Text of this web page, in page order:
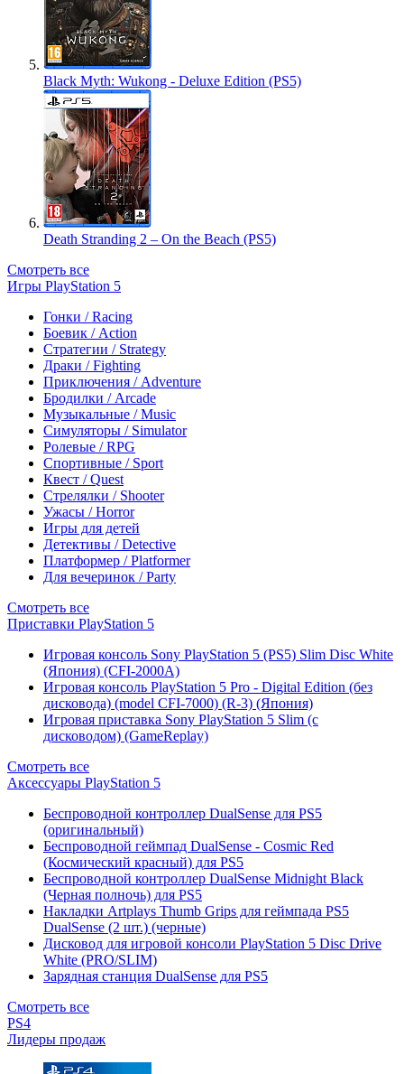
Black Myth: Wukong - Deluxe Edition (PS5)
Death Stranding 2 – On the Beach (PS5)
Смотреть все
Игры PlayStation 5
Гонки / Racing
Боевик / Action
Стратегии / Strategy
Драки / Fighting
Приключения / Adventure
Бродилки / Arcade
Музыкальные / Music
Симуляторы / Simulator
Ролевые / RPG
Спортивные / Sport
Квест / Quest
Стрелялки / Shooter
Ужасы / Horror
Игры для детей
Детективы / Detective
Платформер / Platformer
Для вечеринок / Party
Смотреть все
Приставки PlayStation 5
Игровая консоль Sony PlayStation 5 (PS5) Slim Disc White
(Япония) (CFI-2000A)
Игровая консоль PlayStation 5 Pro - Digital Edition (без
дисковода) (model CFI-7000) (R-3) (Япония)
Игровая приставка Sony PlayStation 5 Slim (с
дисководом) (GameReplay)
Смотреть все
Аксессуары PlayStation 5
Беспроводной контроллер DualSense для PS5
(оригинальный)
Беспроводной геймпад DualSense - Cosmic Red
(Космический красный) для PS5
Беспроводной контроллер DualSense Midnight Black
(Черная полночь) для PS5
Накладки Artplays Thumb Grips для геймпада PS5
DualSense (2 шт.) (черные)
Дисковод для игровой консоли PlayStation 5 Disc Drive
White (PRO/SLIM)
Зарядная станция DualSense для PS5
Смотреть все
PS4
Лидеры продаж